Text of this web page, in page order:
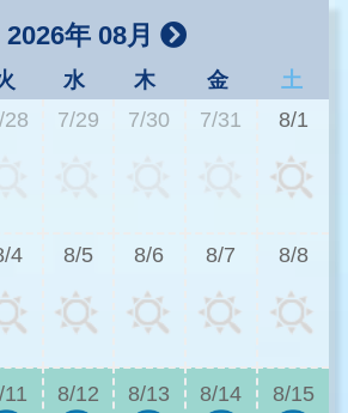
2026年 08月
水 木 金
土
28 7/29 7/30 7/31 8/1
4 8/5 8/6 8/7 8/8
11 8/12 8/13 8/14 8/15